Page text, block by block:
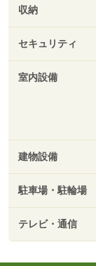
収納
セキュリティ
室内設備
建物設備
駐車場・駐輪場
テレビ・通信